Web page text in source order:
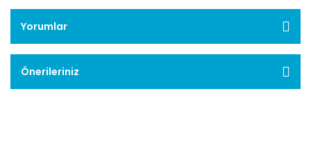
Yorumlar
Önerileriniz